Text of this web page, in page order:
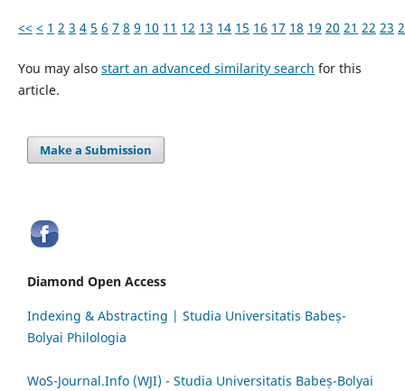
<< < 1 2 3 4 5 6 7 8 9 10 11 12 13 14 15 16 17 18 19 20 21 22 23
You may also start an advanced similarity search for this
article.
Make a Submission
Diamond Open Access
Indexing & Abstracting | Studia Universitatis Babeș-
Bolyai Philologia
WoS-Journal.Info (WJI) - Studia Universitatis Babeș-Bolyai